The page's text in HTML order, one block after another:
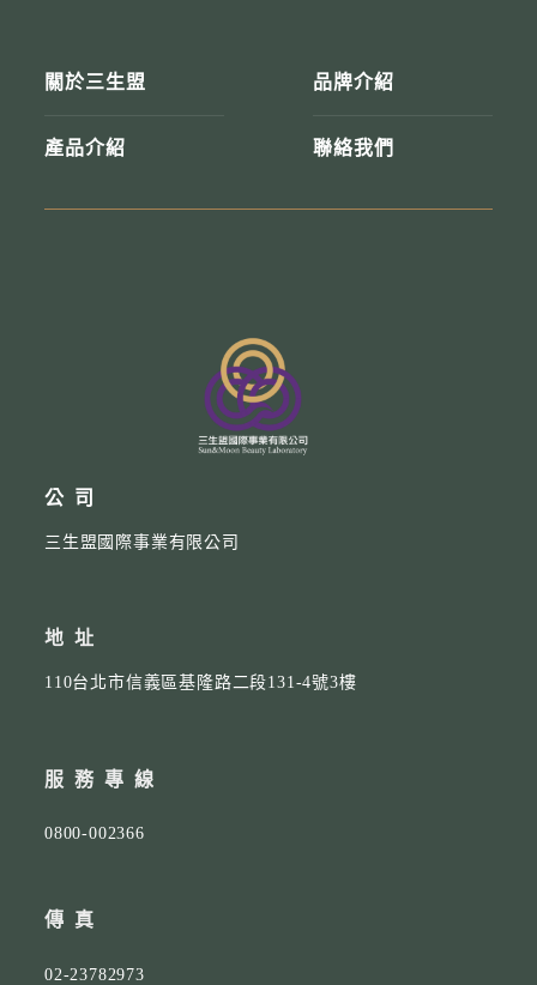
關於三生盟 品牌介紹
產品介紹 聯絡我們
公司
三生盟國際事業有限公司
地址
110台北市信義區基隆路二段131-4號3樓
服務專線
0800-002366
傳真
02-23782973